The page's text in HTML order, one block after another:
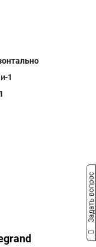
1
1
Задать вопрос